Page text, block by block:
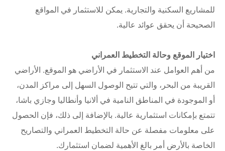
للمشاريع السكنية والتجارية. يمكن للاستثمار في المواقع
الصحيحة أن يحقق عوائد عالية.
اختيار الموقع وحالة التخطيط العمراني
من أهم العوامل عند الاستثمار في الأراضي هو الموقع. الأراضي
القريبة من البحر، والتي تتيح الوصول السهل إلى مراكز المدن،
أو الموجودة في المناطق النامية في ألانيا وأنطاليا وجازي باشا،
تتمتع بإمكانات استثمارية عالية. بالإضافة إلى ذلك، فإن الحصول
على معلومات مفصلة عن حالة التخطيط العمراني والتصاريح
الخاصة بالأرض أمر بالغ الأهمية لضمان استثمارك.